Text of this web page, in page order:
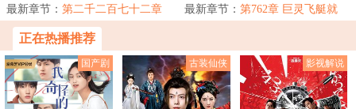
一口气。【极...
最新章节： 第二千二百七十二章
至强者
御兽的荒原人，甚...
最新章节： 第762章 巨灵飞艇就
正在热播推荐
国产剧 古装仙侠 影视解说